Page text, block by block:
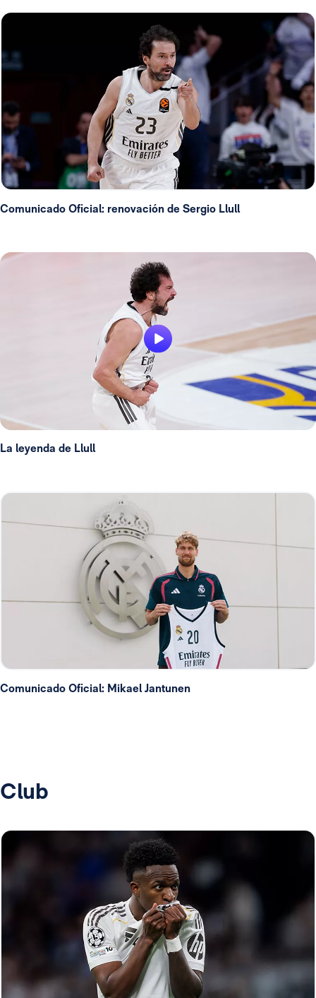
Comunicado Oficial: renovación de Sergio Llull
La leyenda de Llull
Comunicado Oficial: Mikael Jantunen
Club